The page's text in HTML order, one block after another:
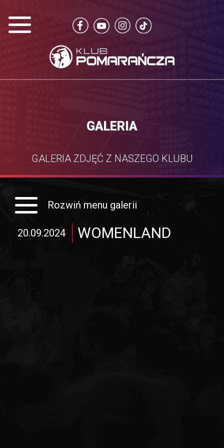
GALERIA
GALERIA ZDJĘĆ Z NASZEGO KLUBU
Rozwiń menu galerii
20.09.2024 WOMENLAND